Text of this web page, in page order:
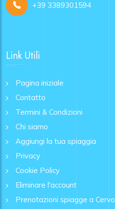
+39 3389301594
Link Utili
Pagina iniziale
Contatto
Termini & Condizioni
Chi siamo
Aggiungi la tua spiaggia
Privacy
Cookie Policy
Eliminare l'account
Prenotazioni spiagge a Cervo